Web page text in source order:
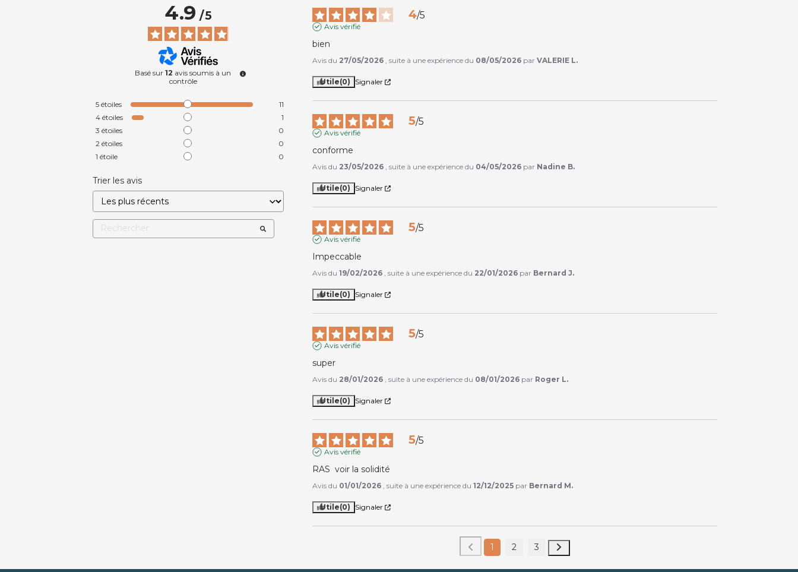
4.9/5
Basé sur12 avis soumis à un
contrôle
5étoiles
11
4étoiles
1
3étoiles
0
2étoiles
0
1étoile 0
Trier les avis
4/5
Avis vérifié
bien
Avis du 27/05/2026 , suite à une expérience du 08/05/2026 parVALERIE L.
Utile(0) Signaler
5/5
Avis vérifié
conforme
Avis du 23/05/2026 , suite à une expérience du 04/05/2026 par Nadine B.
Utile(0) Signaler
5/5
Avis vérifié
Impeccable
Avis du19/02/2026 , suite à une expérience du 22/01/2026 par Bernard J.
Utile(0) Signaler
5/5
Avis vérifié
super
Avis du 28/01/2026 , suite à une expérience du 08/01/2026 par Roger L.
Utile(0) Signaler
5/5
Avis vérifié
RAS  voir la solidité
Avis du 01/01/2026 , suite à une expérience du12/12/2025 par Bernard M.
Utile(0) Signaler
1 2 3